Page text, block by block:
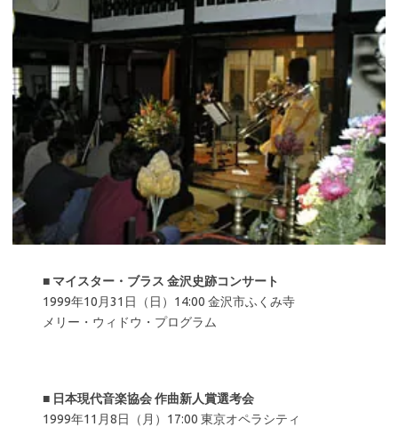
■ マイスター・ブラス 金沢史跡コンサート
1999年10月31日（日）14:00 金沢市ふくみ寺
メリー・ウィドウ・プログラム
■ 日本現代音楽協会 作曲新人賞選考会
1999年11月8日（月）17:00 東京オペラシティ